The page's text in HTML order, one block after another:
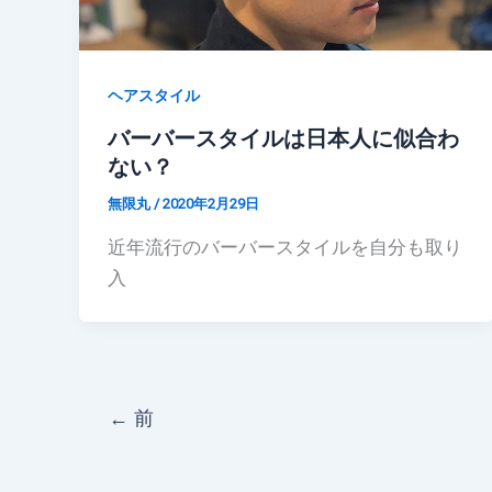
ヘアスタイル
バーバースタイルは日本人に似合わ
ない？
無限丸/2020年2月29日
近年流行のバーバースタイルを自分も取り
入
← 前